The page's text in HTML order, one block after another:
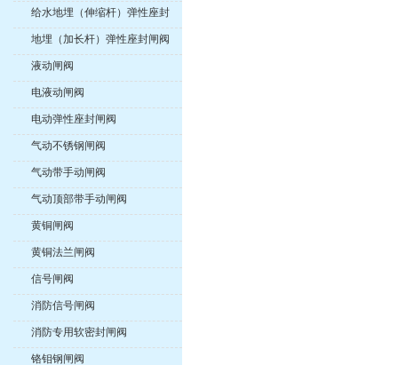
闸阀
给水地埋（伸缩杆）弹性座封
闸阀
地埋（加长杆）弹性座封闸阀
液动闸阀
电液动闸阀
电动弹性座封闸阀
气动不锈钢闸阀
气动带手动闸阀
气动顶部带手动闸阀
黄铜闸阀
黄铜法兰闸阀
信号闸阀
消防信号闸阀
消防专用软密封闸阀
铬钼钢闸阀